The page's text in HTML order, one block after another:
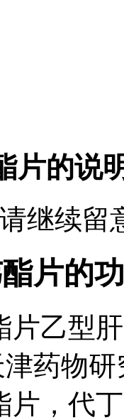
片的说
继续留
片的
片乙型
药物
片，代